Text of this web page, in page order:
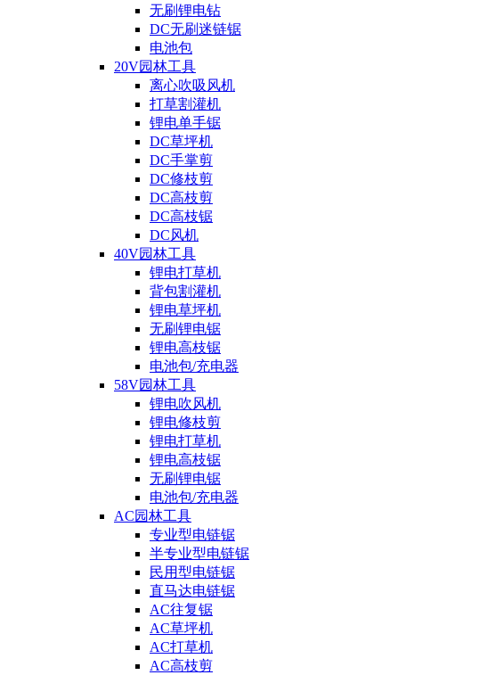
无刷锂电钻
DC无刷迷链锯
电池包
20V园林工具
离心吹吸风机
打草割灌机
锂电单手锯
DC草坪机
DC手掌剪
DC修枝剪
DC高枝剪
DC高枝锯
DC风机
40V园林工具
锂电打草机
背包割灌机
锂电草坪机
无刷锂电锯
锂电高枝锯
电池包/充电器
58V园林工具
锂电吹风机
锂电修枝剪
锂电打草机
锂电高枝锯
无刷锂电锯
电池包/充电器
AC园林工具
专业型电链锯
半专业型电链锯
民用型电链锯
直马达电链锯
AC往复锯
AC草坪机
AC打草机
AC高枝剪